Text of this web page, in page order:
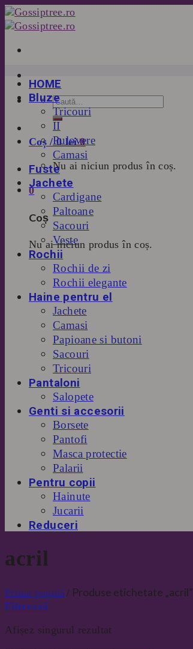
Skip
to
Coș /0lei 0
Nu ai niciun produs în coș.
0
Coș
Nu ai niciun produs în coș.
HOME
Bluze
Tricouri
II
Pulovere
Camasi
Fuste
Jachete
Cardigane
Paltoane
Sacouri
Veste
Rochii
Rochii de zi
Rochii elegante
Haine pentru el
Jachete
Camasi
Papioane si butoni
Sacouri
Tricouri
Pantaloni
Salopete
Genti si accesorii
Borsete
Pantofi
Masca protectie
Palarii
Pentru copii
Hainute
Jucarii
Reduceri
acril
Prima pagină/ Produse etichetate „acril”
Filtrează
Afișez singurul rezultat